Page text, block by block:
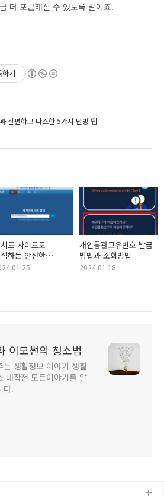
더 포근해질 수 있도록 말이죠.
기
간편하고 따스한 5가지 난방 팁
트 사이트로
하는 안전한
거래, 새로운
개인통관고유번호 발급
방법과 조회방법
2024.01.18
이모썬의 청소법
는 생활정보 이야기 생활
대작전 모든이야기를 알
다.